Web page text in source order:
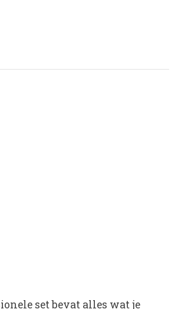
set bevat alles wat je